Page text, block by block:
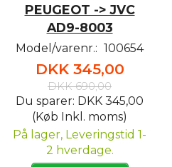
PEUGEOT -> JVC
AD9-8003
Model/varenr.: 100654
DKK 345,00
DKK 690,00
Du sparer: DKK 345,00
(Køb Inkl. moms)
På lager, Leveringstid 1-
2 hverdage.